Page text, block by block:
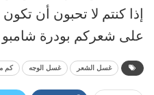
إذا كنتم لا تحبون أن
على شعركم بودرة
غسل الشعر غسل الوجه كم